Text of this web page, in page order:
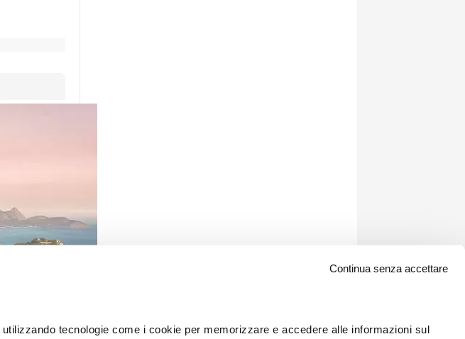
tecnologie come i cookie per memorizzare e accedere alle informazioni sul
Continua senza accettare